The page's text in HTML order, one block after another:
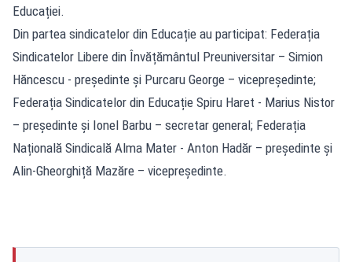
Educației.
Din partea sindicatelor din Educație au participat: Federația
Sindicatelor Libere din Învățământul Preuniversitar – Simion
Hăncescu - președinte și Purcaru George – vicepreședinte;
Federația Sindicatelor din Educație Spiru Haret - Marius Nistor
– președinte și Ionel Barbu – secretar general; Federația
Națională Sindicală Alma Mater - Anton Hadăr – președinte și
Alin-Gheorghiță Mazăre – vicepreședinte.